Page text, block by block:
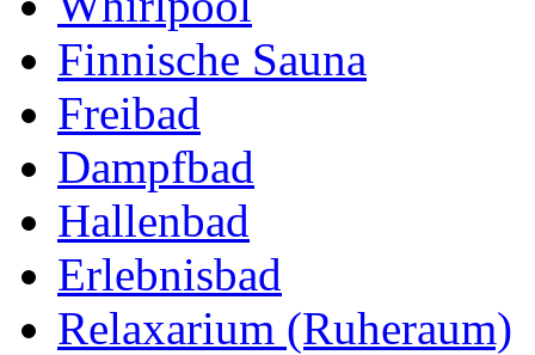
Finnische Sauna
Freibad
Dampfbad
Hallenbad
Erlebnisbad
Relaxarium (Ruheraum)